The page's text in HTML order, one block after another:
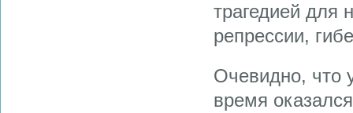
трагедией для
репрессии,
Очевидно, что
время